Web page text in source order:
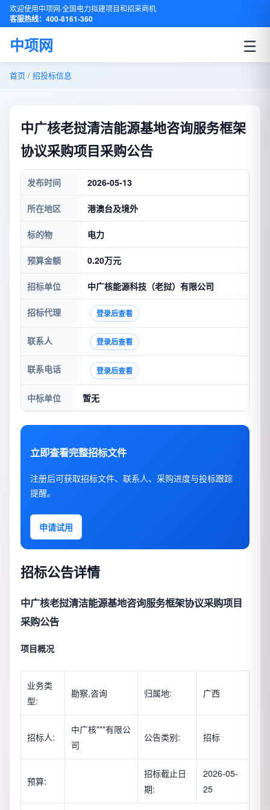
欢迎使用中项网·全国电力拟建项目和招采商机
客服热线：400-8161-360
中项网 ☰
首页 / 招投标信息
中广核老挝清洁能源基地咨询服务框架
协议采购项目采购公告
发布时间 2026-05-13
所在地区 港澳台及境外
标的物 电力
预算金额 0.20万元
招标单位 中广核能源科技（老挝）有限公司
招标代理 登录后查看
联系人 登录后查看
联系电话 登录后查看
中标单位 暂无
立即查看完整招标文件
注册后可获取招标文件、联系人、采购进度与投标跟踪
提醒。
申请试用
招标公告详情
中广核老挝清洁能源基地咨询服务框架协议采购项目
采购公告
项目概况
业务类
型:
勘察,咨询 归属地: 广西
招标人:
中广核***有限公
司
公告类别: 招标
预算:
招标截止日
期:
2026-05-
25